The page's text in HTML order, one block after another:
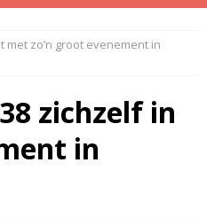
radiotalent steeds kleiner
met zo’n groot evenement in
zichzelf in
in